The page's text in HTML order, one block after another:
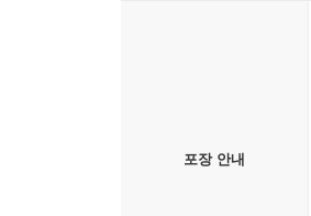
포장 안내